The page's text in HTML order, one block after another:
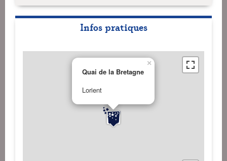
Infos pratiques
Quai de la Bretagne
Lorient
×